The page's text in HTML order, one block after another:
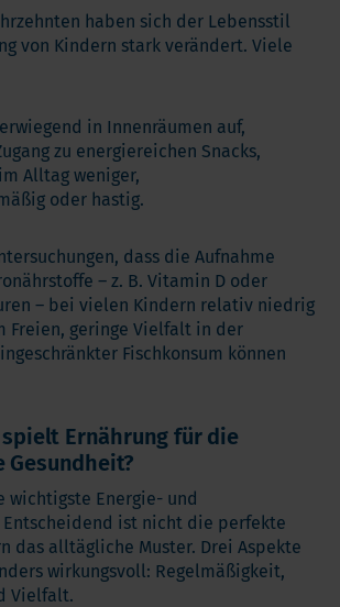
haben sich der Lebensstil
von Kindern stark verändert. Viele
in Innenräumen auf,
zu energiereichen Snacks,
Alltag weniger,
oder hastig.
dass die Aufnahme
– z. B. Vitamin D oder
– bei vielen Kindern relativ niedrig
Freien, geringe Vielfalt in der
Fischkonsum können
Ernährung für die
wichtigste Energie- und
ist nicht die perfekte
das alltägliche Muster. Drei Aspekte
wirkungsvoll: Regelmäßigkeit,
Vielfalt.